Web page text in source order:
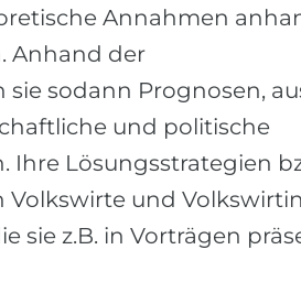
Annahmen
Anhand der
sodann Prognosen,
und politische
Ihre Lösungsstrategien
und
sie z.B. in Vorträgen